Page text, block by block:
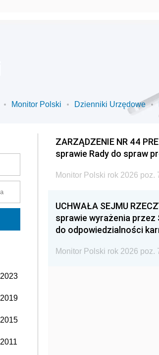
Monitor Polski Dzienniki Urzędowe
2023
2019
2015
2011
ZARZĄDZENIE NR 44
sprawie Rady do spraw
Monitor Polski rok 2026 poz.
UCHWAŁA SEJMU
sprawie wyrażenia
do odpowiedzialności
Monitor Polski rok 2026 poz.